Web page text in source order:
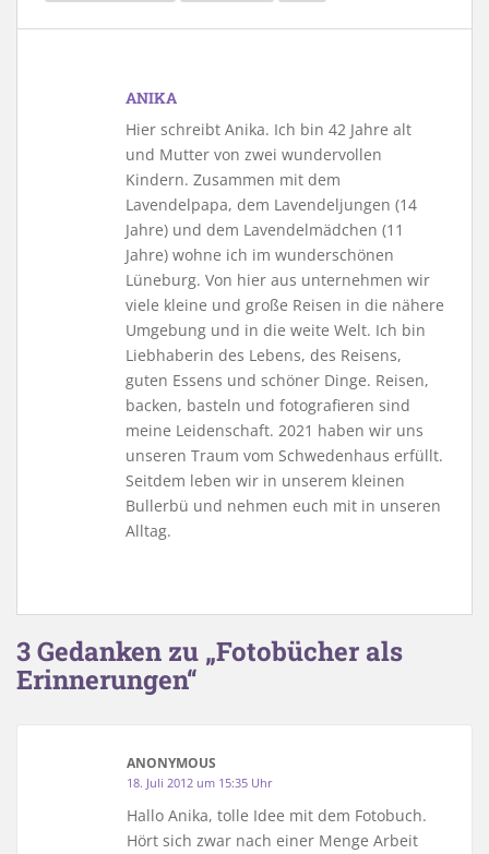
ANIKA
Hier schreibt Anika. Ich bin 42 Jahre alt
und Mutter von zwei wundervollen
Kindern. Zusammen mit dem
Lavendelpapa, dem Lavendeljungen (14
Jahre) und dem Lavendelmädchen (11
Jahre) wohne ich im wunderschönen
Lüneburg. Von hier aus unternehmen wir
viele kleine und große Reisen in die nähere
Umgebung und in die weite Welt. Ich bin
Liebhaberin des Lebens, des Reisens,
guten Essens und schöner Dinge. Reisen,
backen, basteln und fotografieren sind
meine Leidenschaft. 2021 haben wir uns
unseren Traum vom Schwedenhaus erfüllt.
Seitdem leben wir in unserem kleinen
Bullerbü und nehmen euch mit in unseren
Alltag.
3 Gedanken zu „Fotobücher als
Erinnerungen“
ANONYMOUS
18. Juli 2012 um 15:35 Uhr
Hallo Anika, tolle Idee mit dem Fotobuch.
Hört sich zwar nach einer Menge Arbeit